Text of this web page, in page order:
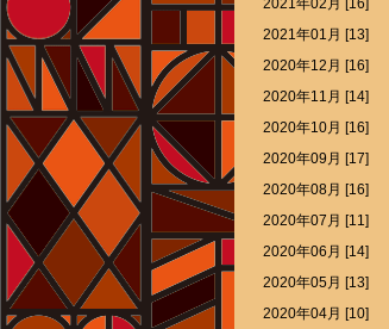
2021年02月 [16]
2021年01月 [13]
2020年12月 [16]
2020年11月 [14]
2020年10月 [16]
2020年09月 [17]
2020年08月 [16]
2020年07月 [11]
2020年06月 [14]
2020年05月 [13]
2020年04月 [10]